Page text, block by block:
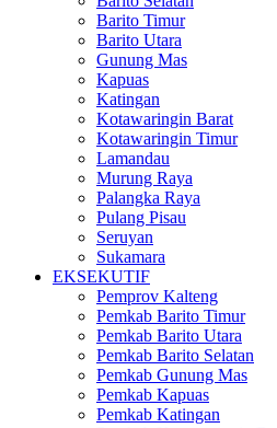
Barito Timur
Barito Utara
Gunung Mas
Kapuas
Katingan
Kotawaringin Barat
Kotawaringin Timur
Lamandau
Murung Raya
Palangka Raya
Pulang Pisau
Seruyan
Sukamara
EKSEKUTIF
Pemprov Kalteng
Pemkab Barito Timur
Pemkab Barito Utara
Pemkab Barito Selatan
Pemkab Gunung Mas
Pemkab Kapuas
Pemkab Katingan